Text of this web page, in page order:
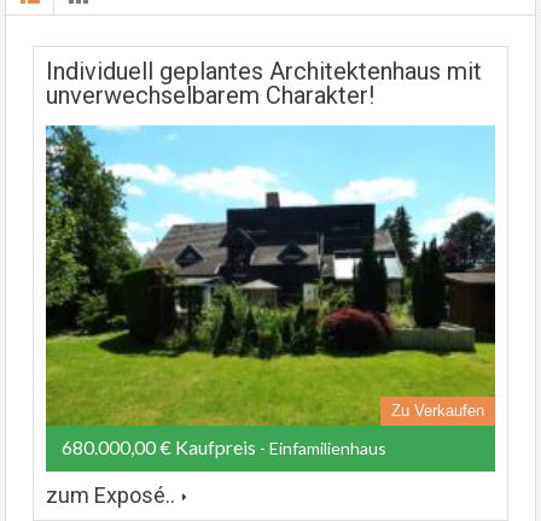
Individuell geplantes Architektenhaus mit
unverwechselbarem Charakter!
Zu Verkaufen
680.000,00 € Kaufpreis - Einfamilienhaus
zum Exposé..